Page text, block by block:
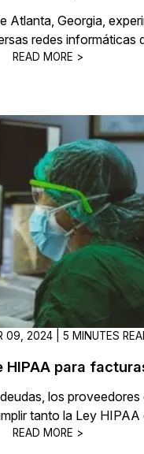
Atlanta, Georgia,
redes informáticas
READ MORE >
09, 2024 | 5 MINUTES
HIPAA para
los proveedores
tanto la Ley
READ MORE >